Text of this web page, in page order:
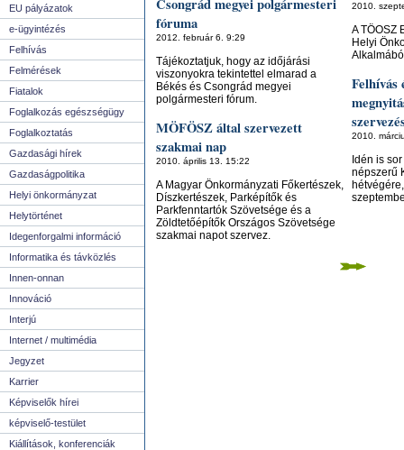
EU pályázatok
e-ügyintézés
Felhívás
Felmérések
Fiatalok
Foglalkozás egészségügy
Foglalkoztatás
Gazdasági hírek
Gazdaságpolitika
Helyi önkormányzat
Helytörténet
Idegenforgalmi információ
Informatika és távközlés
Innen-onnan
Innováció
Interjú
Internet / multimédia
Jegyzet
Karrier
Képviselők hírei
képviselő-testület
Kiállítások, konferenciák
Csongrád megyei polgármesteri
fóruma
2012. február 6. 9:29
Tájékoztatjuk, hogy az időjárási
viszonyokra tekintettel elmarad a
Békés és Csongrád megyei
polgármesteri fórum.
MÖFÖSZ által szervezett
szakmai nap
2010. április 13. 15:22
A Magyar Önkormányzati Főkertészek,
Díszkertészek, Parképítők és
Parkfenntartók Szövetsége és a
Zöldtetőépítők Országos Szövetsége
szakmai napot szervez.
2010.
A TÖOSZ
Helyi
Felhívás
2010.
Idén is
népszerű